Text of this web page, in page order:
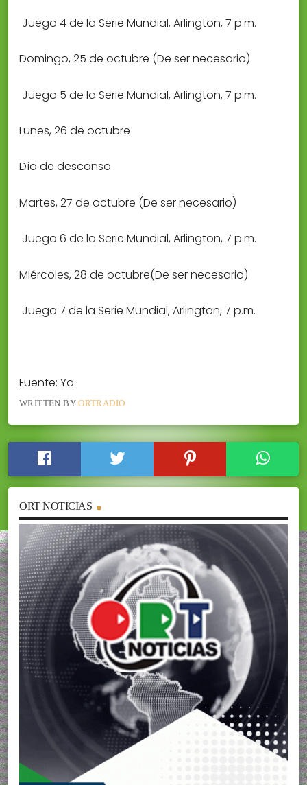
 Juego 4 de la Serie Mundial, Arlington, 7 p.m.
Domingo, 25 de octubre (De ser necesario)
 Juego 5 de la Serie Mundial, Arlington, 7 p.m.
Lunes, 26 de octubre
Día de descanso.
Martes, 27 de octubre (De ser necesario)
 Juego 6 de la Serie Mundial, Arlington, 7 p.m.
Miércoles, 28 de octubre(De ser necesario)
 Juego 7 de la Serie Mundial, Arlington, 7 p.m.
Fuente: Ya
WRITTEN BYORTRADIO
ORT NOTICIAS